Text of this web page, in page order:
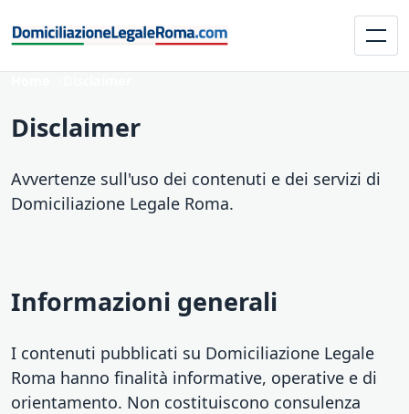
Disclaimer
Avvertenze sull'uso dei contenuti e dei servizi di
Domiciliazione Legale Roma.
Informazioni generali
I contenuti pubblicati su Domiciliazione Legale
Roma hanno finalità informative, operative e di
orientamento. Non costituiscono consulenza